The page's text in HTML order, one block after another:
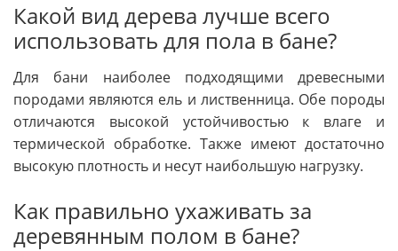
Какой вид дерева лучше всего
использовать для пола в бане?
Для бани наиболее подходящими древесными
породами являются ель и лиственница. Обе породы
отличаются высокой устойчивостью к влаге и
термической обработке. Также имеют достаточно
высокую плотность и несут наибольшую нагрузку.
Как правильно ухаживать за
деревянным полом в бане?